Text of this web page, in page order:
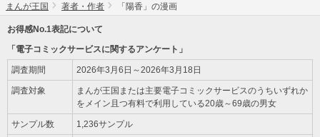
まんが王国 著者・作者 「陽香」の漫画
お得感No.1表記について
「電子コミックサービスに関するアンケート」
調査期間 2026年3月6日～2026年3月18日
調査対象
まんが王国または主要電子コミックサービスのうちいずれか
をメイン且つ有料で利用している20歳～69歳の男女
サンプル数 1,236サンプル